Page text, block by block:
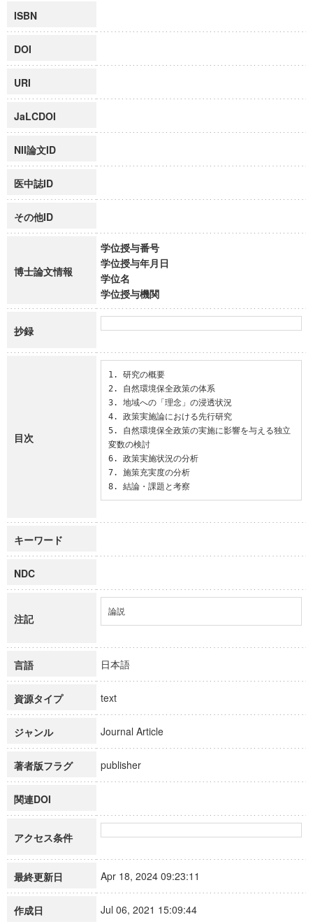
ISBN
DOI
URI
JaLCDOI
NII論文ID
医中誌ID
その他ID
博士論文情報
学位授与番号
学位授与年月日
学位名
学位授与機関
抄録
目次
1. 研究の概要
2. 自然環境保全政策の体系
3. 地域への「理念」の浸透状況
4. 政策実施論における先行研究
5. 自然環境保全政策の実施に影響を与える独立
変数の検討
6. 政策実施状況の分析
7. 施策充実度の分析
8. 結論・課題と考察
キーワード
NDC
注記
論説
言語 日本語
資源タイプ text
ジャンル Journal Article
著者版フラグ publisher
関連DOI
アクセス条件
最終更新日 Apr 18, 2024 09:23:11
作成日 Jul 06, 2021 15:09:44